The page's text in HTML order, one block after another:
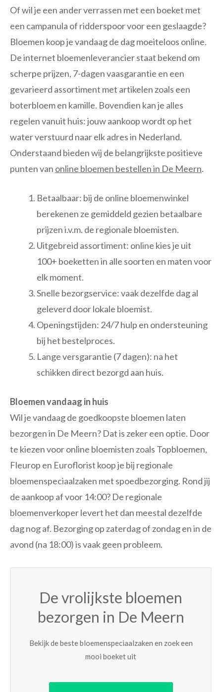
Of wil je een ander verrassen met een boeket met
een campanula of ridderspoor voor een geslaagde?
Bloemen koop je vandaag de dag moeiteloos online.
De internet bloemenleverancier staat bekend om
scherpe prijzen, 7-dagen vaasgarantie en een
gevarieerd assortiment met artikelen zoals een
boterbloem en kamille. Bovendien kan je alles
regelen vanuit huis: jouw aankoop wordt op het
water verstuurd naar elk adres in Nederland.
Onderstaand bieden wij de belangrijkste positieve
punten van online bloemen bestellen in De Meern.
Betaalbaar: bij de online bloemenwinkel
berekenen ze gemiddeld gezien betaalbare
prijzen i.v.m. de regionale bloemisten.
Uitgebreid assortiment: online kies je uit
100+ boeketten in alle soorten en maten voor
elk moment.
Snelle bezorgservice: vaak dezelfde dag al
geleverd door lokale bloemist.
Openingstijden: 24/7 hulp en ondersteuning
bij het bestelproces.
Lange versgarantie (7 dagen): na het
schikken direct bezorgd aan huis.
Bloemen vandaag in huis
Wil je vandaag de goedkoopste bloemen laten
bezorgen in De Meern? Dat is zeker een optie. Door
te kiezen voor online bloemisten zoals Topbloemen,
Fleurop en Euroflorist koop je bij regionale
bloemenspeciaalzaken met spoedbezorging. Rond jij
de aankoop af voor 14:00? De regionale
bloemenverkoper levert het dan meestal dezelfde
dag nog af. Bezorging op zaterdag of zondag en in de
avond (na 18:00) is vaak geen probleem.
De vrolijkste bloemen
bezorgen in De Meern
Bekijk de beste bloemenspeciaalzaken en zoek een
mooi boeket uit